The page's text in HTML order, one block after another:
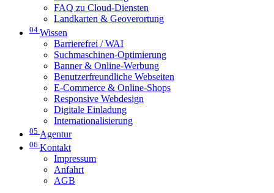
FAQ zu Cloud-Diensten
Landkarten & Geoverortung
04 Wissen
Barrierefrei / WAI
Suchmaschinen-Optimierung
Banner & Online-Werbung
Benutzerfreundliche Webseiten
E-Commerce & Online-Shops
Responsive Webdesign
Digitale Einladung
Internationalisierung
05 Agentur
06 Kontakt
Impressum
Anfahrt
AGB